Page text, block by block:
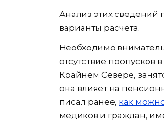
Анализ этих сведений
варианты расчета.
Необходимо
отсутствие пропусков
Крайнем Севере,
она влияет на
писал ранее, как
медиков и граждан,